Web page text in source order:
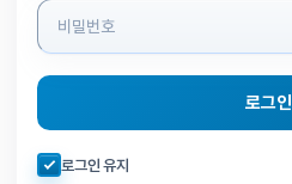
로그인
자동로그인 체크
로그인 유지